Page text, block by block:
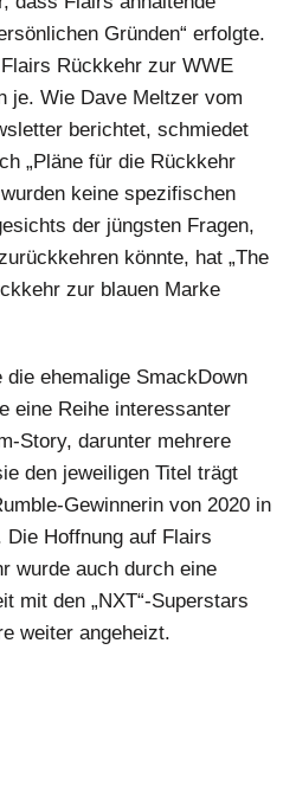
Gründen“ erfolgte.
Rückkehr zur WWE
je. Wie Dave Meltzer vom
berichtet, schmiedet
„Pläne für die Rückkehr
keine spezifischen
der jüngsten Fragen,
könnte, hat „The
zur blauen Marke
die ehemalige SmackDown
eine Reihe interessanter
Story, darunter mehrere
den jeweiligen Titel trägt
Gewinnerin von 2020 in
Hoffnung auf Flairs
wurde auch durch eine
mit den „NXT“-Superstars
weiter angeheizt.